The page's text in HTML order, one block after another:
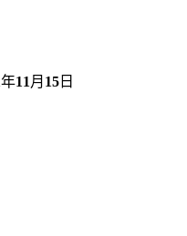
年11 月 15 日